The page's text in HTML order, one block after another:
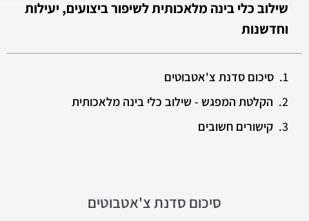
שילוב כלי בינה מלאכותית לשיפור ביצועים, יעילות
וחדשנות
סיכום סדנת צ'אטבוטים
הקלטת המפגש - שילוב כלי בינה מלאכותית
קישורים חשובים
סיכום סדנת צ'אטבוטים